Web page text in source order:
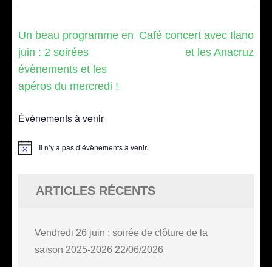
Navigation
de
l’article
Un beau programme en
juin : 2 soirées
évènements et les
apéros du mercredi !
Café concert avec Ilano
et les Anacruz
Évènements à venir
Notice Il n’y a pas d’évènements à venir.
ARTICLES RÉCENTS
Vendredi 26 juin : soirée de clôture de la
saison 2025-2026 22/06/2026